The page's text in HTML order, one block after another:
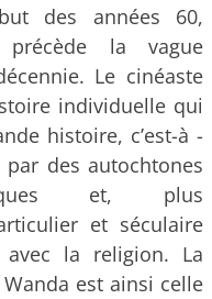
des années 60,
la vague
Le cinéaste
individuelle qui
histoire, c’est-à -
des autochtones
et, plus
et séculaire
la religion. La
est ainsi celle